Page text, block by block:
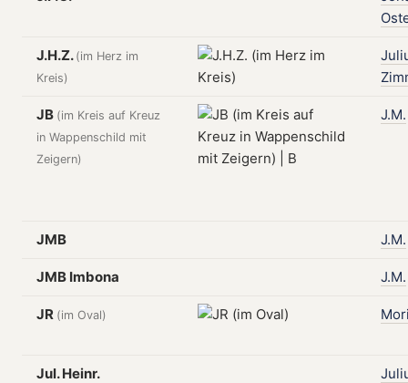
J.H.Z. (im Herz im
Kreis)
JB (im Kreis auf Kreuz
in Wappenschild mit
Zeigern)
J.M.
JMB J.M.
JMB Imbona J.M.
JR (im Oval)
Jul. Heinr.